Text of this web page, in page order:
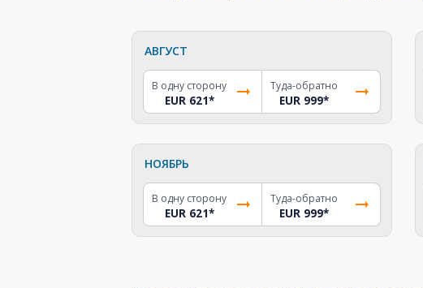
АВГУСТ
В одну сторону
EUR 621*
Туда-обратно
EUR 999*
НОЯБРЬ
В одну сторону
EUR 621*
Туда-обратно
EUR 999*